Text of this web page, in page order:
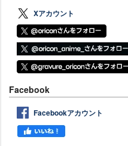
Xアカウント
Facebook
Facebookアカウント